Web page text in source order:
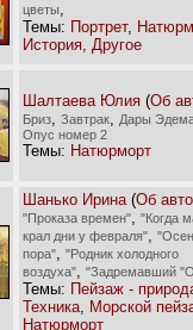
цветы
Темы: Портрет,
История Другое
Шалтаева Юлия (Об
Бриз Завтрак
Дары
Опус номер 2
Темы: Натюрморт
Шанько Ирина (Об
"Проказа времен"
"Когда
крал дни у февраля"
пора"
"Родник холодного
воздуха"
"Задремавший
Темы: Пейзаж -
Техника
Морской
Натюрморт